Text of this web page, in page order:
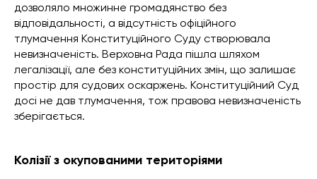
дозволяло множинне громадянство без
відповідальності, а відсутність офіційного
тлумачення Конституційного Суду створювала
невизначеність. Верховна Рада пішла шляхом
легалізації, але без конституційних змін, що залишає
простір для судових оскаржень. Конституційний Суд
досі не дав тлумачення, тож правова невизначеність
зберігається.
Колізії з окупованими територіями